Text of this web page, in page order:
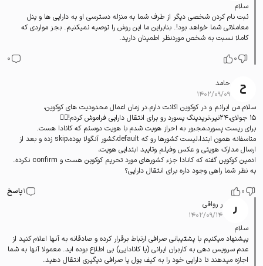
سلام
ثبت نام کردن شخصی دیگر از طرف شما به منزله دسترسی او به دارایی ها و پنل
معاملاتی شما خواهد بود!. بنابراین ما این روش را توصیه نمیکنیم. بجز مواردی که
کاملا نسبت به شخص موردنظر اطمینان دارید.
0
0
حامد
۱۴۰۲/۰۹/۰۹
سلام.من ایرانم و در کوکوین اکانت دارم.در زمان اعمال محدودیت های کوکوین،
۱۵ جولای،۲۴تیر،تریدینگ پسورد رو برای انتقال دارایی فراموش کردم!🤦‍♂️
برای ریست پسورد،مجبور به احراز هویت شدم با هویت دوستم که کانادا هست.
متاسفانه همون ابتدا،لیست کشورها رو که default،کشور آنگولا بوده،skip زده و بعد از
ارسال مدارک هویتی و عکس وفیلم وتایید ابتدایی هویت،
ادمین کوکوین گفته که کانادا جزء کشورهای مورد تحریم کوکوین هست و confirm نکرده.
به نظر شما راهی وجود داره برای انتقال دارایی؟
0
1پاسخ
ر رواقی
۱۴۰۲/۰۹/۱۴
سلام
پیشنهاد میکنیم با پشتیبانی صرافی ارتباط برقرار کرده و صادقانه به آنها اعلام کنید از
عدم سرویس دهی به کاربران ایرانی (یا کانادایی) بی اطلاع بوده اید. معمولا آنها به شما
اجازه میدهند تا دارایی خود را به کیف پول یا صرافی دیگیری انتقال دهید.